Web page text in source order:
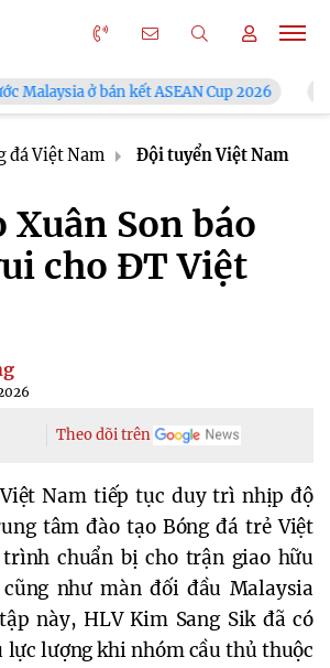
ASEAN Cup 2026 VFF công bố lịch
đá Việt Nam Đội tuyển Việt Nam
Xuân Son báo
cho ĐT Việt
Theo dõi trên
Nam tiếp tục duy trì nhịp độ
tâm đào tạo Bóng đá trẻ Việt
chuẩn bị cho trận giao hữu
như màn đối đầu Malaysia
này, HLV Kim Sang Sik đã có
lực lượng khi nhóm cầu thủ thuộc